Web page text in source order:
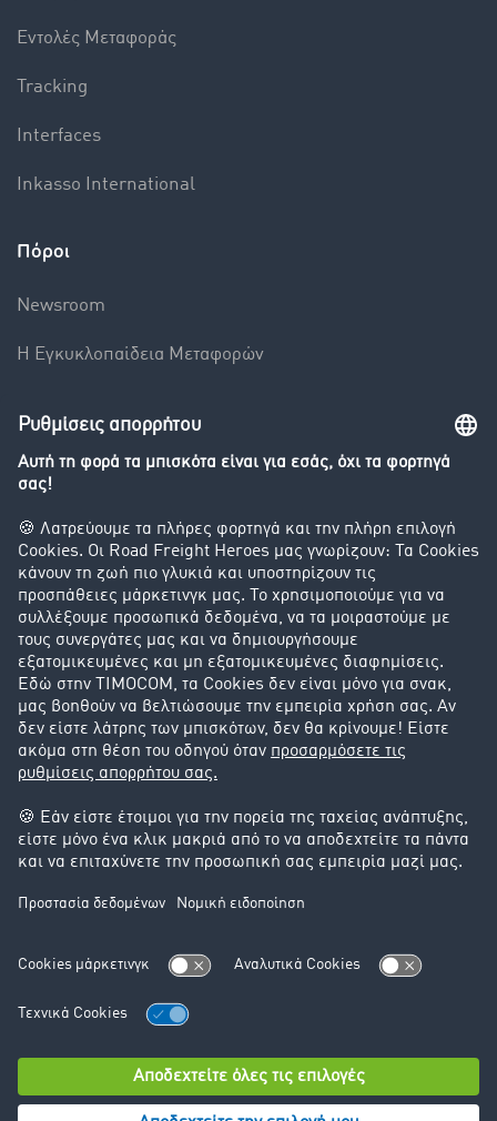
Εντολές Mεταφοράς
Tracking
Interfaces
Inkasso International
Πόροι
Newsroom
Η Εγκυκλοπαίδεια Mεταφορών
Διερεύνηση της ανταλλαγής φορτίων
Εταιρεία
Οι πελάτες προσελκύουν πελάτες
Success Stories
Υποστήριξη
Υποστήριξη
Νομικά
Στοιχεία έκδοσης
Γενικοί Όροι Συναλλαγών
Ρυθμίσεις Cookie
© TIMOCOM GmbH 2024. Με την επιφύλαξη παντός